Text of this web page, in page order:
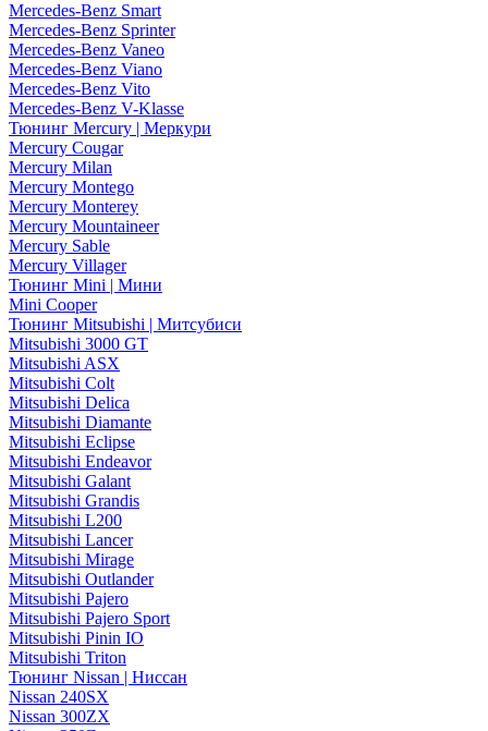
Mercedes-Benz Smart
Mercedes-Benz Sprinter
Mercedes-Benz Vaneo
Mercedes-Benz Viano
Mercedes-Benz Vito
Mercedes-Benz V-Klasse
Тюнинг Mercury | Меркури
Mercury Cougar
Mercury Milan
Mercury Montego
Mercury Monterey
Mercury Mountaineer
Mercury Sable
Mercury Villager
Тюнинг Mini | Мини
Mini Cooper
Тюнинг Mitsubishi | Митсубиси
Mitsubishi 3000 GT
Mitsubishi ASX
Mitsubishi Colt
Mitsubishi Delica
Mitsubishi Diamante
Mitsubishi Eclipse
Mitsubishi Endeavor
Mitsubishi Galant
Mitsubishi Grandis
Mitsubishi L200
Mitsubishi Lancer
Mitsubishi Mirage
Mitsubishi Outlander
Mitsubishi Pajero
Mitsubishi Pajero Sport
Mitsubishi Pinin IO
Mitsubishi Triton
Тюнинг Nissan | Ниссан
Nissan 240SX
Nissan 300ZX